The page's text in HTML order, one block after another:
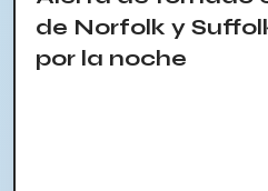
de Norfolk y
por la noche